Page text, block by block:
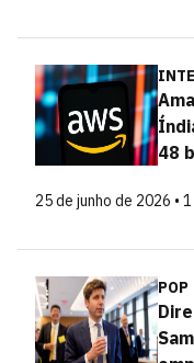
48
25 de junho de 2026 •
POP